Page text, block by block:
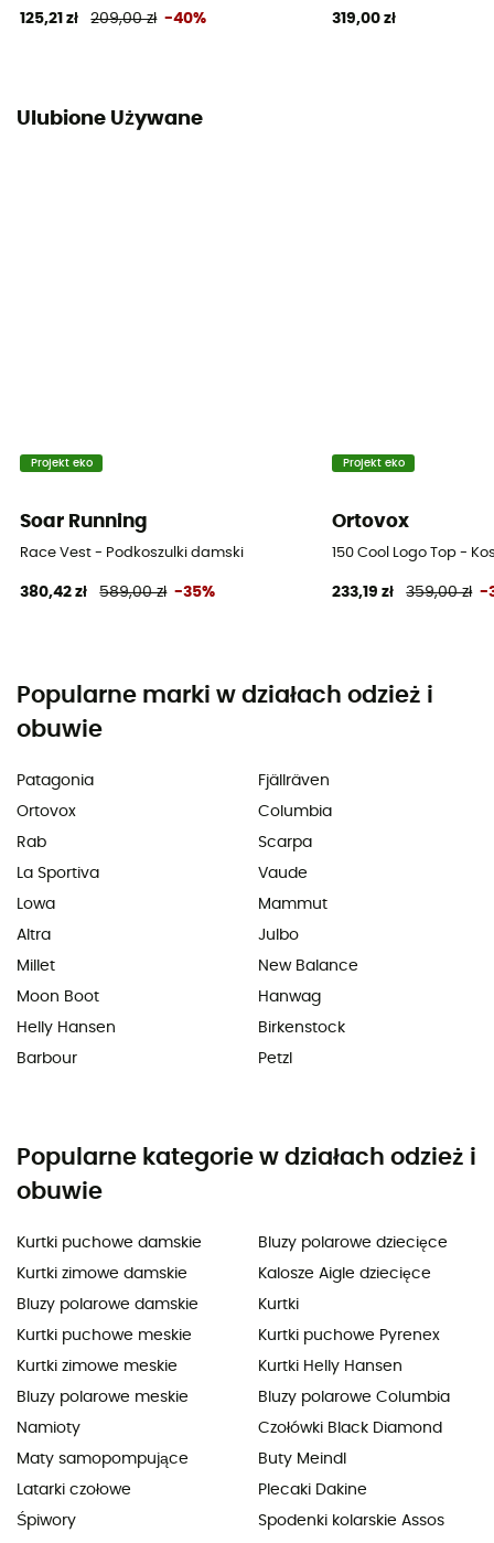
125,21 zł 209,00 zł -40% 319,00 zł
Ulubione Używane
Projekt eko
Soar Running
Race Vest - Podkoszulki damski
380,42 zł 589,00 zł -35%
Projekt eko
Ortovox
150 Cool Logo Top -
233,19 zł 359,00 zł -
Popularne marki w działach odzież i
obuwie
Patagonia
Ortovox
Rab
La Sportiva
Lowa
Altra
Millet
Moon Boot
Helly Hansen
Barbour
Fjällräven
Columbia
Scarpa
Vaude
Mammut
Julbo
New Balance
Hanwag
Birkenstock
Petzl
Popularne kategorie w działach odzież i
obuwie
Kurtki puchowe damskie
Kurtki zimowe damskie
Bluzy polarowe damskie
Kurtki puchowe meskie
Kurtki zimowe meskie
Bluzy polarowe meskie
Namioty
Maty samopompujące
Latarki czołowe
Śpiwory
Bluzy polarowe dziecięce
Kalosze Aigle dziecięce
Kurtki
Kurtki puchowe Pyrenex
Kurtki Helly Hansen
Bluzy polarowe Columbia
Czołówki Black Diamond
Buty Meindl
Plecaki Dakine
Spodenki kolarskie Assos